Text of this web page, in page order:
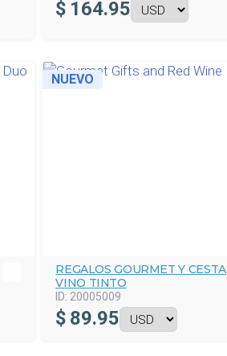
$ 164.95
NUEVO
REGALOS GOURMET Y CESTA
VINO TINTO
ID: 20005009
$ 89.95